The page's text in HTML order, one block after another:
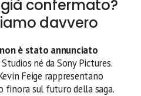
confermato?
davvero
è stato annunciato
né da Sony Pictures.
Feige rappresentano
finora sul futuro della saga.